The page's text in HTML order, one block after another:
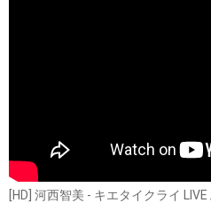
[HD] 河西智美 - キエタイクライ